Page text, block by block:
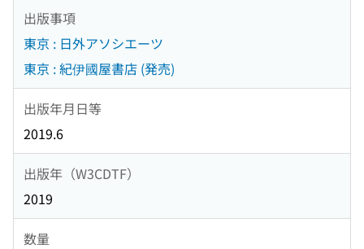
出版事項
東京 : 日外アソシエーツ
東京 : 紀伊國屋書店 (発売)
出版年月日等
2019.6
出版年（W3CDTF）
2019
数量